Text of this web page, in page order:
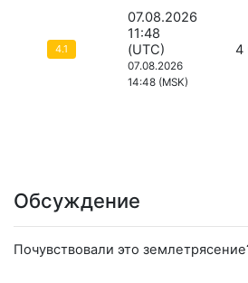
4.1
07.08.2026
11:48
(UTC)
07.08.2026
14:48 (MSK)
4
Обсуждение
Почувствовали это